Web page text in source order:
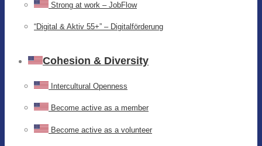
Strong at work – JobFlow
“Digital & Aktiv 55+” – Digitalförderung
Cohesion & Diversity
Intercultural Openness
Become active as a member
Become active as a volunteer